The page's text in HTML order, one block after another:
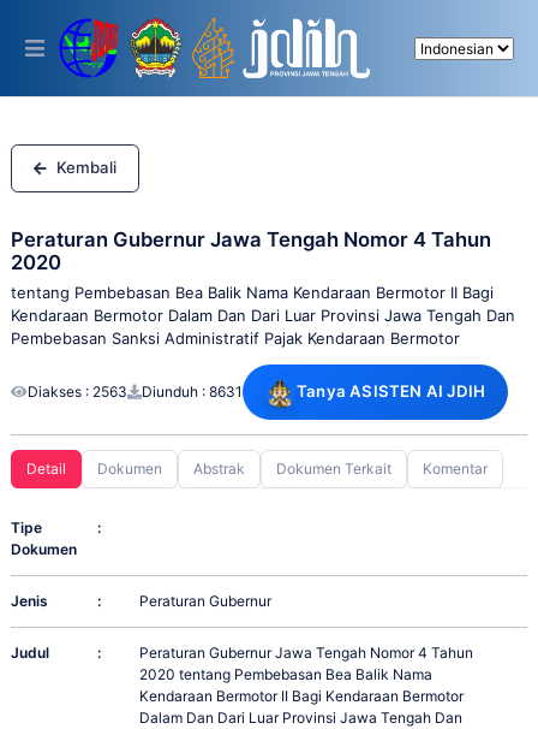
This
includes
accessibility
system.
Kembali
Peraturan Gubernur Jawa Tengah Nomor 4 Tahun
2020
tentang Pembebasan Bea Balik Nama Kendaraan Bermotor II Bagi
Kendaraan Bermotor Dalam Dan Dari Luar Provinsi Jawa Tengah Dan
Pembebasan Sanksi Administratif Pajak Kendaraan Bermotor
Diakses : 2563 Diunduh : 8631 Tanya ASISTEN AI JDIH
Detail Dokumen Abstrak Dokumen Terkait Komentar
Tipe
Dokumen
:
Jenis : Peraturan Gubernur
Judul :
Peraturan Gubernur Jawa Tengah Nomor 4 Tahun
2020 tentang Pembebasan Bea Balik Nama
Kendaraan Bermotor II Bagi Kendaraan Bermotor
Dalam Dan Dari Luar Provinsi Jawa Tengah Dan